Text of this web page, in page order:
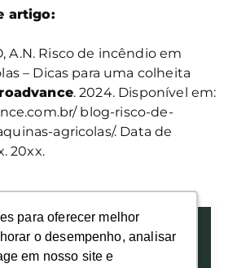
para oferecer melhor
o desempenho, analisar
em nosso site e
para oferecer melhor
o desempenho, analisar
em nosso site e
artigo:
A.N. Risco de incêndio em
– Dicas para uma colheita
. 2024. Disponível em:
blog-risco-de-
agricolas/. Data de
20xx.